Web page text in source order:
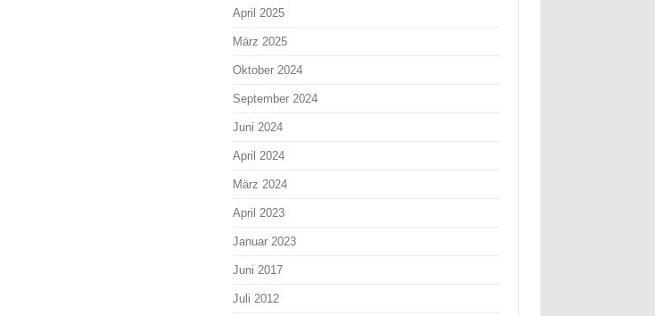
April 2025
März 2025
Oktober 2024
September 2024
Juni 2024
April 2024
März 2024
April 2023
Januar 2023
Juni 2017
Juli 2012